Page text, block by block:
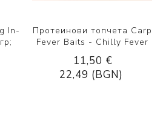
In-
Протеинови топчета Carp
Fever Baits - Chilly Fever
11,50 €
22,49 (BGN)